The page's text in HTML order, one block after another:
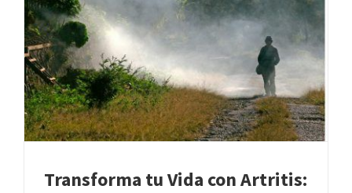
Transforma tu Vida con Artritis: